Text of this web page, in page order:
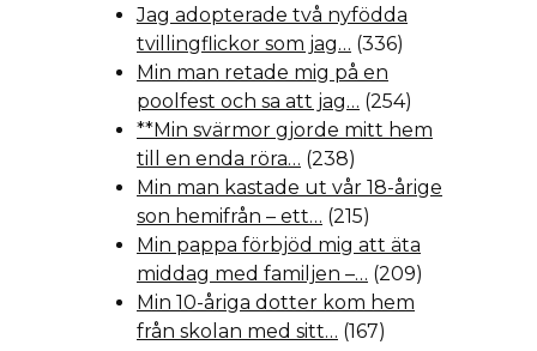
Jag adopterade två nyfödda
tvillingflickor som jag… (336)
Min man retade mig på en
poolfest och sa att jag… (254)
**Min svärmor gjorde mitt hem
till en enda röra… (238)
Min man kastade ut vår 18-årige
son hemifrån – ett… (215)
Min pappa förbjöd mig att äta
middag med familjen –… (209)
Min 10-åriga dotter kom hem
från skolan med sitt… (167)